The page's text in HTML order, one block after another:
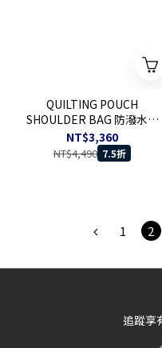
QUILTING POUCH
SHOULDER BAG 防潑水鋪
棉口袋肩背包
NT$3,360
NT$4,490 7.5折
1 2
追蹤享